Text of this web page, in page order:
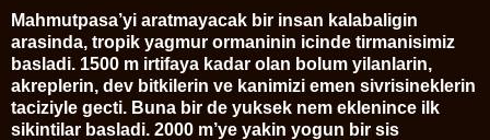
Mahmutpasa’yi aratmayacak bir insan kalabaligin
arasinda, tropik yagmur ormaninin icinde tirmanisimiz
basladi. 1500 m irtifaya kadar olan bolum yilanlarin,
akreplerin, dev bitkilerin ve kanimizi emen sivrisineklerin
taciziyle gecti. Buna bir de yuksek nem eklenince ilk
sikintilar basladi. 2000 m’ye yakin yogun bir sis